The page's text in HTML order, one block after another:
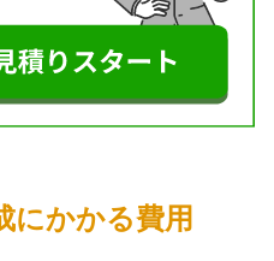
にかかる費用